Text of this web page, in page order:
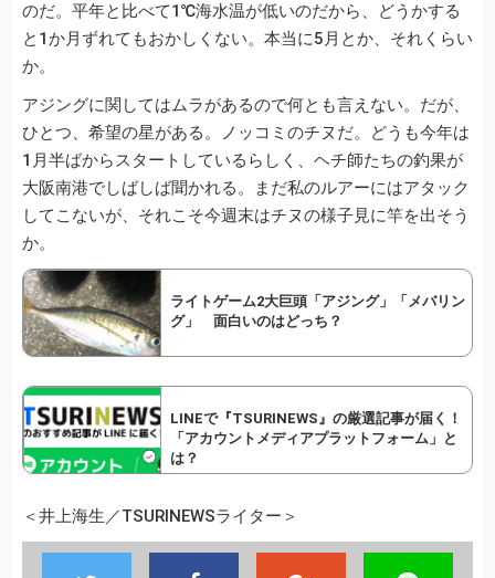
のだ。平年と比べて1℃海水温が低いのだから、どうかする
と1か月ずれてもおかしくない。本当に5月とか、それくらい
か。
アジングに関してはムラがあるので何とも言えない。だが、
ひとつ、希望の星がある。ノッコミのチヌだ。どうも今年は
1月半ばからスタートしているらしく、ヘチ師たちの釣果が
大阪南港でしばしば聞かれる。まだ私のルアーにはアタック
してこないが、それこそ今週末はチヌの様子見に竿を出そう
か。
ライトゲーム2大巨頭「アジング」「メバリン
グ」 面白いのはどっち？
LINEで『TSURINEWS』の厳選記事が届く！
「アカウントメディアプラットフォーム」と
は？
＜井上海生／TSURINEWSライター＞